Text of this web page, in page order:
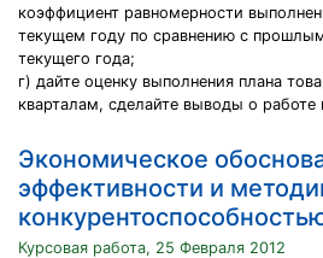
коэффициент равномерности
текущем году по сравнению с
текущего года;
г) дайте оценку выполнения плана
кварталам, сделайте выводы о работе
Экономическое
эффективности и
Курсовая работа, 25 Февраля 2012